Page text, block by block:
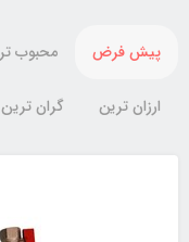
پیش فرض محبوب
ارزان ترین گران ترین